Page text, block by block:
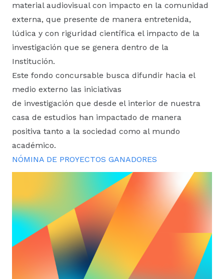
material audiovisual con impacto en la comunidad
externa, que presente de manera entretenida,
lúdica y con riguridad científica el impacto de la
investigación que se genera dentro de la
Institución.
Este fondo concursable busca difundir hacia el
medio externo las iniciativas
de investigación que desde el interior de nuestra
casa de estudios han impactado de manera
positiva tanto a la sociedad como al mundo
académico.
NÓMINA DE PROYECTOS GANADORES